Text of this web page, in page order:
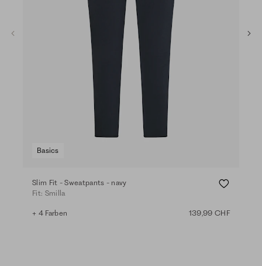
Basics
Slim Fit - Sweatpants - navy
Fit: Smilla
+ 4 Farben 139,99 CHF